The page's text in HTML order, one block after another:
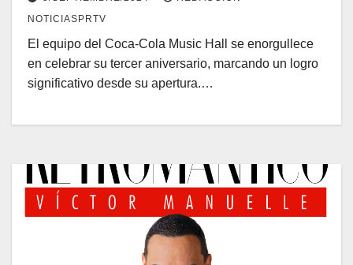
NOTICIASPRTV
El equipo del Coca-Cola Music Hall se enorgullece
en celebrar su tercer aniversario, marcando un logro
significativo desde su apertura.…